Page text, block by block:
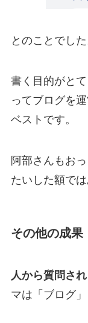
とのことでした
書く目的がと
ってブログを
ベストです。
阿部さんもお
たいした額では
その他の成果
人から質問さ
マは「ブログ